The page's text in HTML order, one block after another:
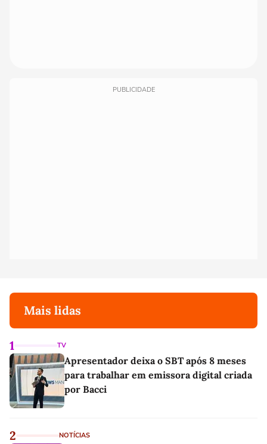
PUBLICIDADE
Mais lidas
1 TV
Apresentador deixa o SBT após 8 meses
para trabalhar em emissora digital criada
por Bacci
2 NOTÍCIAS